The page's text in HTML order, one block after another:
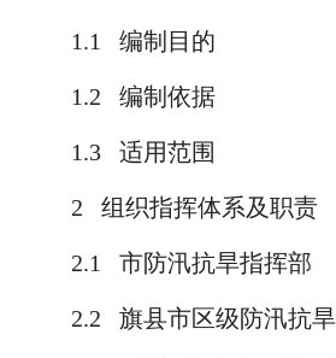
1.1 编制目的
1.2 编制依据
1.3 适用范围
2 组织指挥体系及职责
2.1 市防汛抗旱指挥部
2.2 旗县市区级防汛抗